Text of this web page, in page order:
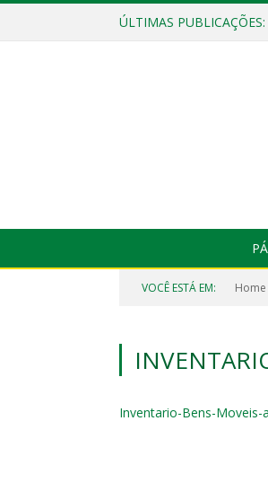
ÚLTIMAS PUBLICAÇÕES:
VOCÊ ESTÁ EM: Home
Inventario-Bens-Moveis-